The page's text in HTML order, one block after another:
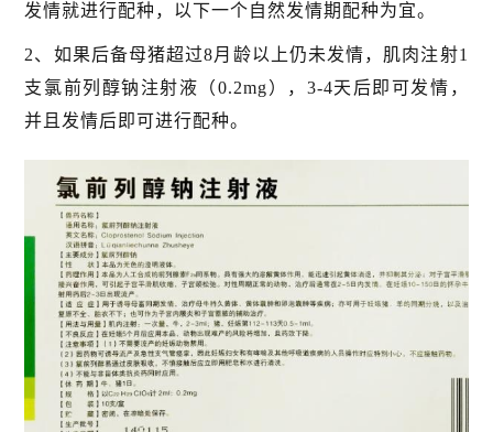
发情就进行配种，以下一个自然发情期配种为宜。
2、如果后备母猪超过8月龄以上仍未发情，肌肉注射1
支氯前列醇钠注射液（0.2mg），3-4天后即可发情，
并且发情后即可进行配种。